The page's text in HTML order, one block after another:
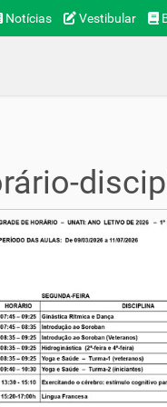
Notícias Vestibular